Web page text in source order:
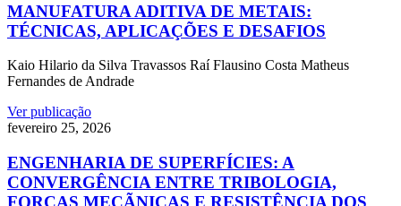
MANUFATURA ADITIVA DE METAIS:
TÉCNICAS, APLICAÇÕES E DESAFIOS
Kaio Hilario da Silva Travassos Raí Flausino Costa Matheus
Fernandes de Andrade
Ver publicação
fevereiro 25, 2026
ENGENHARIA DE SUPERFÍCIES: A
CONVERGÊNCIA ENTRE TRIBOLOGIA,
FORÇAS MECÃNICAS E RESISTÊNCIA DOS